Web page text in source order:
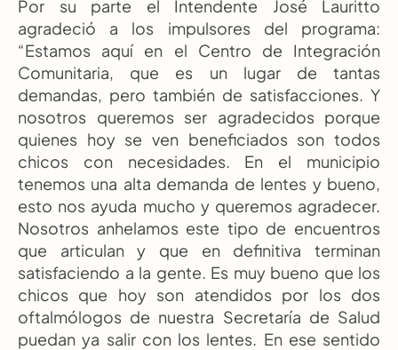
Por su parte el Intendente José Lauritto
agradeció a los impulsores del programa:
“Estamos aquí en el Centro de Integración
Comunitaria, que es un lugar de tantas
demandas, pero también de satisfacciones. Y
nosotros queremos ser agradecidos porque
quienes hoy se ven beneficiados son todos
chicos con necesidades. En el municipio
tenemos una alta demanda de lentes y bueno,
esto nos ayuda mucho y queremos agradecer.
Nosotros anhelamos este tipo de encuentros
que articulan y que en definitiva terminan
satisfaciendo a la gente. Es muy bueno que los
chicos que hoy son atendidos por los dos
oftalmólogos de nuestra Secretaría de Salud
puedan ya salir con los lentes. En ese sentido